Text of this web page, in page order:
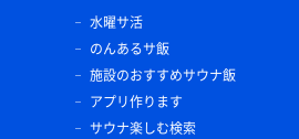
水曜サ活
のんあるサ飯
施設のおすすめサウナ飯
アプリ作ります
サウナ楽しむ検索